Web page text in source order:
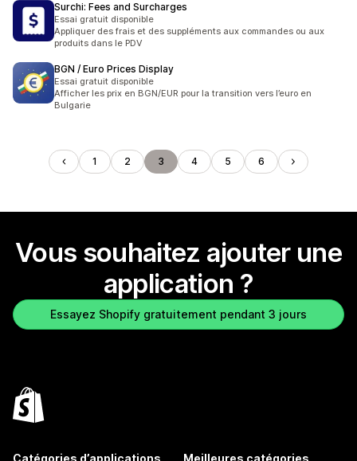
Surchi: Fees and Surcharges
Essai gratuit disponible
Appliquer des frais et des suppléments aux commandes ou aux
produits dans le PDV
BGN / Euro Prices Display
Essai gratuit disponible
Afficher les prix en BGN/EUR pour la transition vers l’euro en
Bulgarie
1 2 3 4 5 6
Vous souhaitez ajouter une
application ?
Essayez Shopify gratuitement pendant 3 jours
Catégories d’applications Meilleures catégories